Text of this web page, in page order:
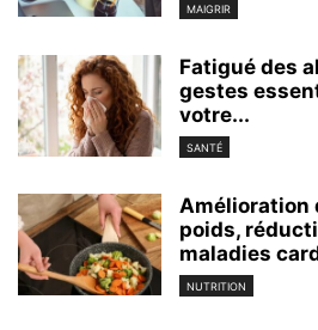
MAIGRIR
Fatigué des
gestes
votre...
SANTÉ
Amélioration
poids,
maladies
NUTRITION